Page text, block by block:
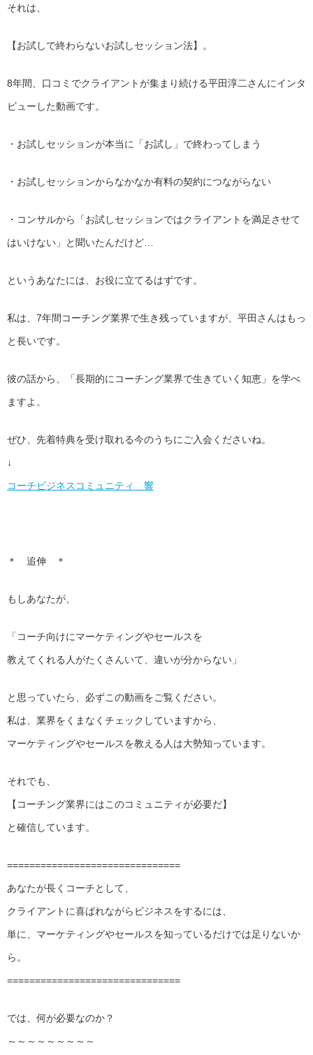
それは、
【お試しで終わらないお試しセッション法】。
8年間、口コミでクライアントが集まり続ける平田淳二さんにインタ
ビューした動画です。
・お試しセッションが本当に「お試し」で終わってしまう
・お試しセッションからなかなか有料の契約につながらない
・コンサルから「お試しセッションではクライアントを満足させて
はいけない」と聞いたんだけど…
というあなたには、お役に立てるはずです。
私は、7年間コーチング業界で生き残っていますが、平田さんはもっ
と長いです。
彼の話から、「長期的にコーチング業界で生きていく知恵」を学べ
ますよ。
ぜひ、先着特典を受け取れる今のうちにご入会くださいね。
↓
コーチビジネスコミュニティ 響
＊ 追伸 ＊
もしあなたが、
「コーチ向けにマーケティングやセールスを
教えてくれる人がたくさんいて、違いが分からない」
と思っていたら、必ずこの動画をご覧ください。
私は、業界をくまなくチェックしていますから、
マーケティングやセールスを教える人は大勢知っています。
それでも、
【コーチング業界にはこのコミュニティが必要だ】
と確信しています。
===============================
あなたが長くコーチとして、
クライアントに喜ばれながらビジネスをするには、
単に、マーケティングやセールスを知っているだけでは足りないか
ら。
===============================
では、何が必要なのか？
～～～～～～～～～